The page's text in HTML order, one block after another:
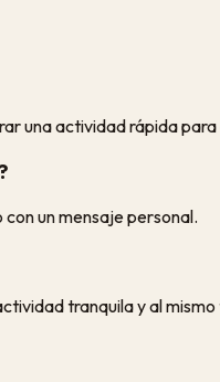
una actividad rápida
un mensaje personal.
tranquila y al